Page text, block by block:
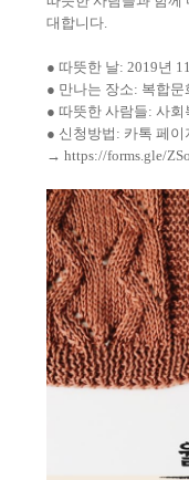
대합니다.
● 따뜻한 날: 2019년
● 만나는 장소: 복합
● 따뜻한 사람들: 사
● 신청방법: 카톡 페이
→ https://forms.gle/